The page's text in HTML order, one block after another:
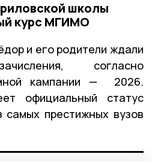
школы
курс МГИМО
и его родители ждали
согласно
кампании — 2026.
официальный статус
самых престижных вузов